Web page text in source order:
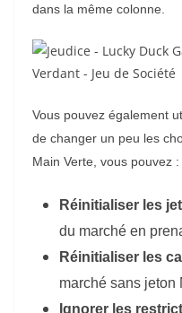
dans la même colonne.
Vous pouvez également
de changer un peu les
Main Verte, vous pouvez :
Réinitialiser les
du marché en
Réinitialiser les
marché sans jeton
Ignorer les